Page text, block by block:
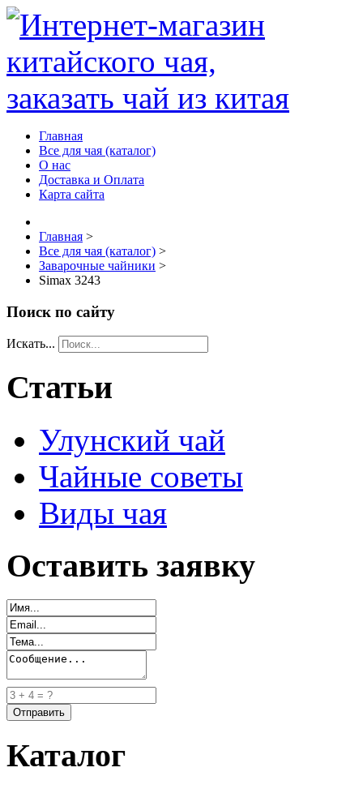
Главная
Все для чая (каталог)
О нас
Доставка и Оплата
Карта сайта
Главная >
Все для чая (каталог) >
Заварочные чайники >
Simax 3243
Поиск по сайту
Искать...
Статьи
Улунский чай
Чайные советы
Виды чая
Оставить заявку
Каталог